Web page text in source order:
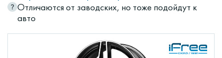
Отличаются от заводских, но тоже подойдут к
авто